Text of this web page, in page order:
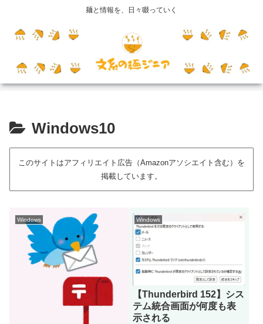
麺と情報を、日々啜っていく
Windows10
このサイトはアフィリエイト広告（Amazonアソシエイト含む）を
掲載しています。
Windows Windows
【Thunderbird 152】シス
テム統合画面が何度も表
示される